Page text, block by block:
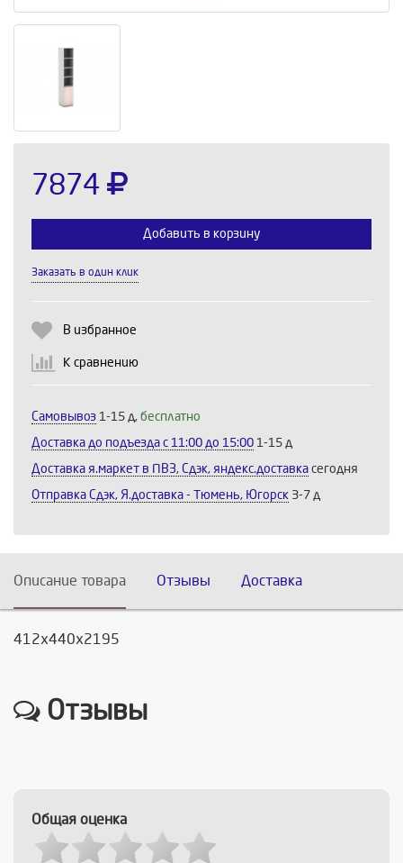
7874
Добавить в корзину
Заказать в один клик
В избранное
К сравнению
Самовывоз 1-15 д, бесплатно
Доставка до подъезда c 11:00 до 15:00 1-15 д
Доставка я.маркет в ПВЗ, Сдэк, яндекс.доставка сегодня
Отправка Сдэк, Я.доставка - Тюмень, Югорск 3-7 д
Описание товара Отзывы Доставка
412х440х2195
Отзывы
Общая оценка